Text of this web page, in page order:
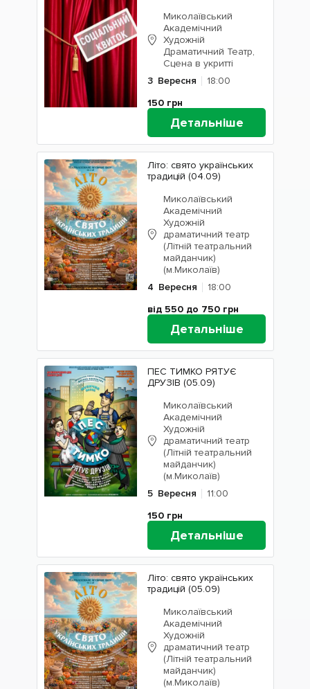
Миколаївський
Академічний
Художній
Драматичний Театр,
Сцена в укритті
3 Вересня
18:00
150 грн
Детальніше
Літо: свято українських
традицій (04.09)
Миколаївський
Академічний
Художній
драматичний театр
(Літній театральний
майданчик)
(м.Миколаїв)
4 Вересня
18:00
від 550 до 750 грн
Детальніше
ПЕС ТИМКО РЯТУЄ
ДРУЗІВ (05.09)
Миколаївський
Академічний
Художній
драматичний театр
(Літній театральний
майданчик)
(м.Миколаїв)
5 Вересня
11:00
150 грн
Детальніше
Літо: свято українських
традицій (05.09)
Миколаївський
Академічний
Художній
драматичний театр
(Літній театральний
майданчик)
(м.Миколаїв)